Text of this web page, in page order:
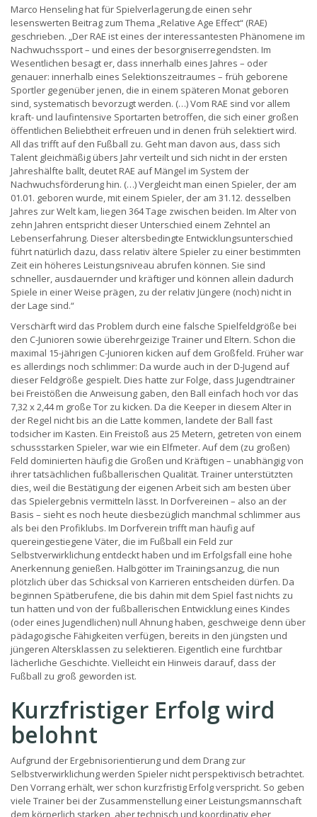
Marco Henseling hat für Spielverlagerung.de einen sehr
lesenswerten Beitrag zum Thema „Relative Age Effect“ (RAE)
geschrieben. „Der RAE ist eines der interessantesten Phänomene im
Nachwuchssport – und eines der besorgniserregendsten. Im
Wesentlichen besagt er, dass innerhalb eines Jahres – oder
genauer: innerhalb eines Selektionszeitraumes – früh geborene
Sportler gegenüber jenen, die in einem späteren Monat geboren
sind, systematisch bevorzugt werden. (…) Vom RAE sind vor allem
kraft- und laufintensive Sportarten betroffen, die sich einer großen
öffentlichen Beliebtheit erfreuen und in denen früh selektiert wird.
All das trifft auf den Fußball zu. Geht man davon aus, dass sich
Talent gleichmäßig übers Jahr verteilt und sich nicht in der ersten
Jahreshälfte ballt, deutet RAE auf Mängel im System der
Nachwuchsförderung hin. (…) Vergleicht man einen Spieler, der am
01.01. geboren wurde, mit einem Spieler, der am 31.12. desselben
Jahres zur Welt kam, liegen 364 Tage zwischen beiden. Im Alter von
zehn Jahren entspricht dieser Unterschied einem Zehntel an
Lebenserfahrung. Dieser altersbedingte Entwicklungsunterschied
führt natürlich dazu, dass relativ ältere Spieler zu einer bestimmten
Zeit ein höheres Leistungsniveau abrufen können. Sie sind
schneller, ausdauernder und kräftiger und können allein dadurch
Spiele in einer Weise prägen, zu der relativ Jüngere (noch) nicht in
der Lage sind.“
Verschärft wird das Problem durch eine falsche Spielfeldgröße bei
den C-Junioren sowie überehrgeizige Trainer und Eltern. Schon die
maximal 15-jährigen C-Junioren kicken auf dem Großfeld. Früher war
es allerdings noch schlimmer: Da wurde auch in der D-Jugend auf
dieser Feldgröße gespielt. Dies hatte zur Folge, dass Jugendtrainer
bei Freistößen die Anweisung gaben, den Ball einfach hoch vor das
7,32 x 2,44 m große Tor zu kicken. Da die Keeper in diesem Alter in
der Regel nicht bis an die Latte kommen, landete der Ball fast
todsicher im Kasten. Ein Freistoß aus 25 Metern, getreten von einem
schussstarken Spieler, war wie ein Elfmeter. Auf dem (zu großen)
Feld dominierten häufig die Großen und Kräftigen – unabhängig von
ihrer tatsächlichen fußballerischen Qualität. Trainer unterstützten
dies, weil die Bestätigung der eigenen Arbeit sich am besten über
das Spielergebnis vermitteln lässt. In Dorfvereinen – also an der
Basis – sieht es noch heute diesbezüglich manchmal schlimmer aus
als bei den Profiklubs. Im Dorfverein trifft man häufig auf
quereingestiegene Väter, die im Fußball ein Feld zur
Selbstverwirklichung entdeckt haben und im Erfolgsfall eine hohe
Anerkennung genießen. Halbgötter im Trainingsanzug, die nun
plötzlich über das Schicksal von Karrieren entscheiden dürfen. Da
beginnen Spätberufene, die bis dahin mit dem Spiel fast nichts zu
tun hatten und von der fußballerischen Entwicklung eines Kindes
(oder eines Jugendlichen) null Ahnung haben, geschweige denn über
pädagogische Fähigkeiten verfügen, bereits in den jüngsten und
jüngeren Altersklassen zu selektieren. Eigentlich eine furchtbar
lächerliche Geschichte. Vielleicht ein Hinweis darauf, dass der
Fußball zu groß geworden ist.
Kurzfristiger Erfolg wird
belohnt
Aufgrund der Ergebnisorientierung und dem Drang zur
Selbstverwirklichung werden Spieler nicht perspektivisch betrachtet.
Den Vorrang erhält, wer schon kurzfristig Erfolg verspricht. So geben
viele Trainer bei der Zusammenstellung einer Leistungsmannschaft
dem körperlich starken, aber technisch und koordinativ eher